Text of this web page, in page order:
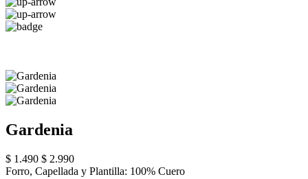
Gardenia
$ 1.490 $ 2.990
Forro, Capellada y Plantilla: 100% Cuero